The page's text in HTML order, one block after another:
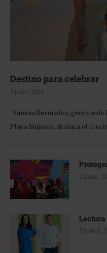
Destino para celebrar
3 julio, 2026
Yamina Bermúdez, gerente
Playa Mujeres, destaca el
2 junio,
30 abril,